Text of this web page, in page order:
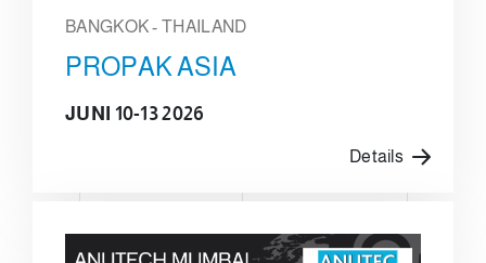
BANGKOK - THAILAND
PROPAK ASIA
JUNI 10-13 2026
Details